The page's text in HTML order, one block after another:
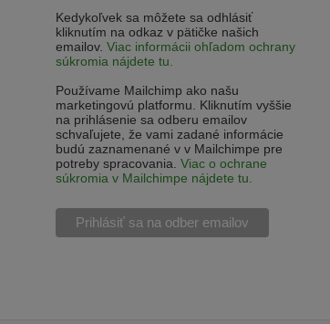
Kedykoľvek sa môžete sa odhlásiť
kliknutím na odkaz v pätičke našich
emailov. Viac informácii ohľadom ochrany
súkromia nájdete tu.
Používame Mailchimp ako našu
marketingovú platformu. Kliknutím vyššie
na prihlásenie sa odberu emailov
schvaľujete, že vami zadané informácie
budú zaznamenané v v Mailchimpe pre
potreby spracovania. Viac o ochrane
súkromia v Mailchimpe nájdete tu.